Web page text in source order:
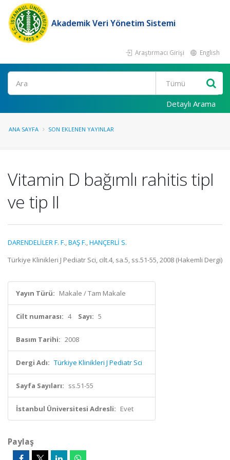
Akademik Veri Yönetim Sistemi
Araştırmacı Girişi English
Ara
Detaylı Arama
ANA SAYFA SON EKLENEN YAYINLAR
Vitamin D bağımlı rahitis tipI
ve tip II
DARENDELİLER F. F.,BAŞ F.,HANÇERLİ S.
Türkiye Klinikleri J Pediatr Sci, cilt.4, sa.5, ss.51-55, 2008 (Hakemli Dergi)
Yayın Türü: Makale / Tam Makale
Cilt numarası: 4 Sayı: 5
Basım Tarihi: 2008
Dergi Adı: Türkiye Klinikleri J Pediatr Sci
Sayfa Sayıları: ss.51-55
İstanbul Üniversitesi Adresli: Evet
Paylaş